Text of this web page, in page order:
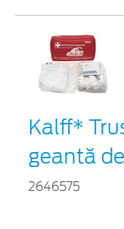
Kalff*
geantă
2646575